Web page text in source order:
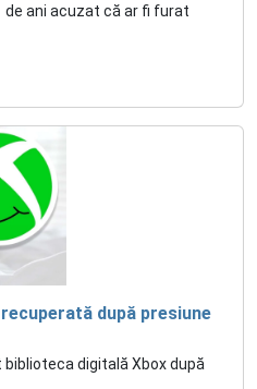
de ani acuzat că ar fi furat
după presiune
digitală Xbox după